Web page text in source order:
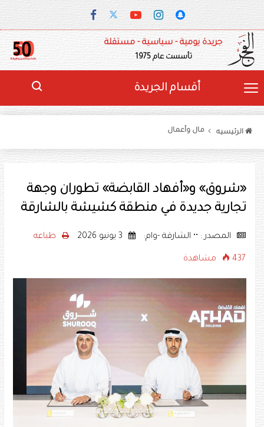
جريدة يومية - سياسية - مستقلة
تأسست عام 1975
أقسام الجريدة
الرئيسيه مال وأعمال
«شروق» و«أفهاد القابضة» تطوران وجهة
تجارية جديدة في منطقة كشيشة بالشارقة
المصدر : •• الشارقة -وام: طباعه
437 مشاهدة